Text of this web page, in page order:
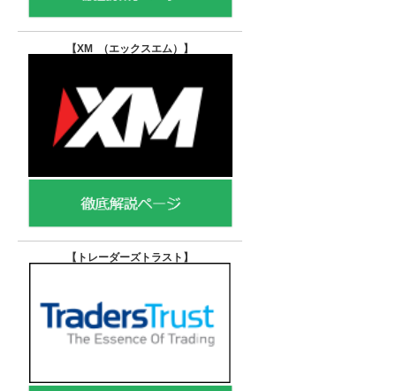
【XM （エックスエム） 】
【トレーダーズトラスト 】